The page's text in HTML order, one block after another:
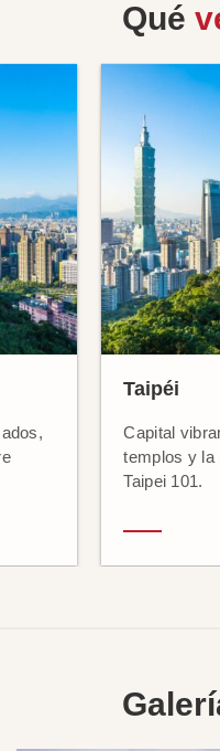
Qué
Taipéi
Capital
templos y la
Taipei 101.